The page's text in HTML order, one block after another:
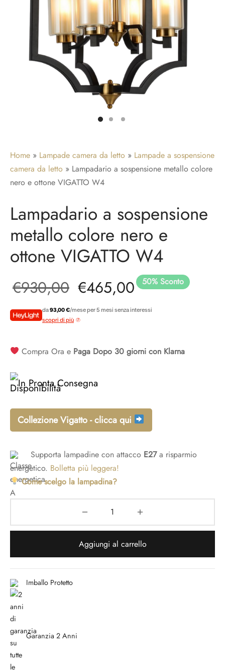
Home » Lampade camera da letto » Lampade a sospensione
camera da letto » Lampadario a sospensione metallo colore
nero e ottone VIGATTO W4
Lampadario a sospensione
metallo colore nero e
ottone VIGATTO W4
50% Sconto
€930,00 Il prezzo
originale
€930,00.
€465,00Il prezzo
attuale è:
da93,00 €/mese per 5 mesi senza interessi
scopri di più
Compra Ora e Paga Dopo 30 giorni con Klarna
In Pronta Consegna
Collezione Vigatto - clicca qui
Supporta lampadine con attacco E27a risparmio
energetico. Bolletta più leggera!
Come scelgo la lampadina?
Aggiungi al carrello
Imballo Protetto
Garanzia 2 Anni
a sospensione vetro
a gabbia
per camera da letto
per ingresso